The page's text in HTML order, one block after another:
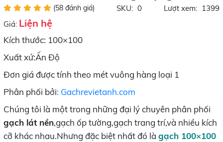
(58 đánh giá) SKU: 0 Lượt xem: 1399
Giá: Liện hệ
Kích thước: 100×100
Xuất xứ:Ấn Độ
Đơn giá được tính theo mét vuông hàng loại 1
Phân phối bởi: Gachrevietanh.com
Chúng tôi là một trong những đại lý chuyên phân phối
gạch lát nền,gạch ốp tường,gạch trang trí,và nhiều kích
cỡ khác nhau.Nhưng đặc biệt nhất đó là gạch 100×100